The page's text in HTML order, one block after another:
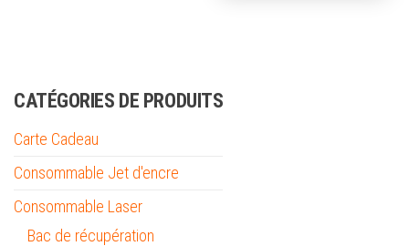
CATÉGORIES DE PRODUITS
Carte Cadeau
Consommable Jet d'encre
Consommable Laser
Bac de récupération